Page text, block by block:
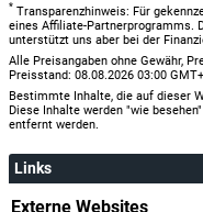
* Transparenzhinweis: Für
eines Affiliate-Partnerprogramms.
unterstützt uns aber bei der
Alle Preisangaben ohne Gewähr,
Preisstand: 08.08.2026 03:00
Bestimmte Inhalte, die auf dieser
Diese Inhalte werden "wie
entfernt werden.
Links
Externe Websites